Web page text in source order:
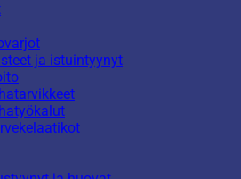
ja istuintyynyt